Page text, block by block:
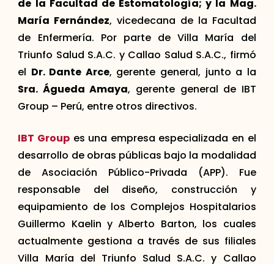
de la Facultad de Estomatología; y la Mag.
María Fernández, vicedecana de la Facultad
de Enfermería. Por parte de Villa María del
Triunfo Salud S.A.C. y Callao Salud S.A.C., firmó
el Dr. Dante Arce, gerente general, junto a la
Sra. Águeda Amaya, gerente general de IBT
Group – Perú, entre otros directivos.
IBT Group es una empresa especializada en el
desarrollo de obras públicas bajo la modalidad
de Asociación Público-Privada (APP). Fue
responsable del diseño, construcción y
equipamiento de los Complejos Hospitalarios
Guillermo Kaelin y Alberto Barton, los cuales
actualmente gestiona a través de sus filiales
Villa María del Triunfo Salud S.A.C. y Callao